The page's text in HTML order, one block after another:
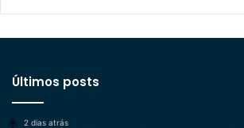
Últimos posts
2 dias atrás